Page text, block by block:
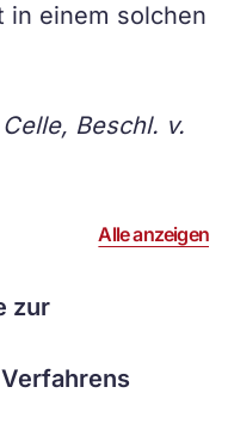
in einem solchen
Beschl. v.
Alle anzeigen
zur